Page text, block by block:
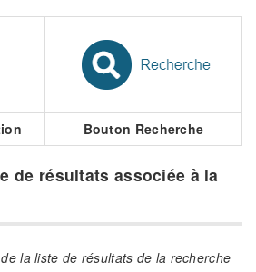
Bouton Recherche
de résultats associée à la
la liste de résultats de la recherche